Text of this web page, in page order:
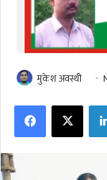
मुकेश अवस्थी
FacebookX